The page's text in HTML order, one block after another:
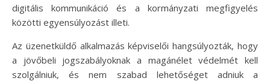
digitális kommunikáció és a kormányzati megfigyelés
közötti egyensúlyozást illeti.
Az üzenetküldő alkalmazás képviselői hangsúlyozták, hogy
a jövőbeli jogszabályoknak a magánélet védelmét kell
szolgálniuk, és nem szabad lehetőséget adniuk a